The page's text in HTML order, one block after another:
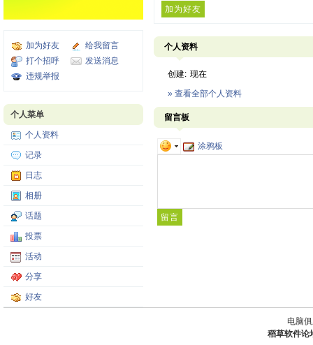
加为好友
给我留言
打个招呼
发送消息
违规举报
个人菜单
个人资料
记录
日志
相册
话题
投票
活动
分享
好友
加为好友
个人资料
创建: 现在
» 查看全部个人资料
留言板
涂鸦板
电脑
稻草软件论